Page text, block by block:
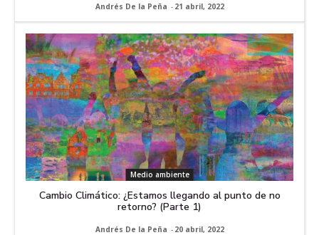
Andrés De la Peña - 21 abril, 2022
Medio ambiente
Cambio Climático: ¿Estamos llegando al punto de no
retorno? (Parte 1)
Andrés De la Peña - 20 abril, 2022